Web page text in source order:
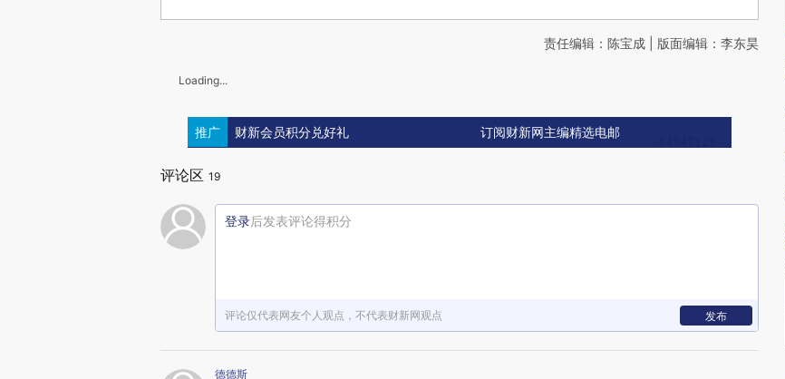
责任编辑：陈宝成 | 版面编辑：李东昊
Loading...
推广 财新会员积分兑好礼 订阅财新网主编精选电邮
评论区 19
登录后发表评论得积分
评论仅代表网友个人观点，不代表财新网观点 发布
德德斯